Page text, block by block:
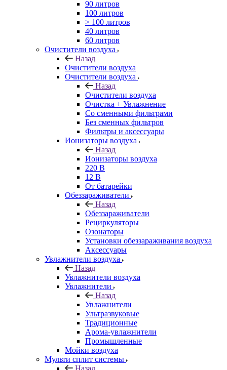
90 литров
100 литров
> 100 литров
40 литров
60 литров
Очистители воздуха
Назад
Очистители воздуха
Очистители воздуха
Назад
Очистители воздуха
Очистка + Увлажнение
Cо сменными фильтрами
Без сменных фильтров
Фильтры и аксессуары
Ионизаторы воздуха
Назад
Ионизаторы воздуха
220 В
12 В
От батарейки
Обеззараживатели
Назад
Обеззараживатели
Рециркуляторы
Озонаторы
Установки обеззараживания воздуха
Аксессуары
Увлажнители воздуха
Назад
Увлажнители воздуха
Увлажнители
Назад
Увлажнители
Ультразвуковые
Традиционные
Арома-увлажнители
Промышленные
Мойки воздуха
Мульти сплит системы
Назад